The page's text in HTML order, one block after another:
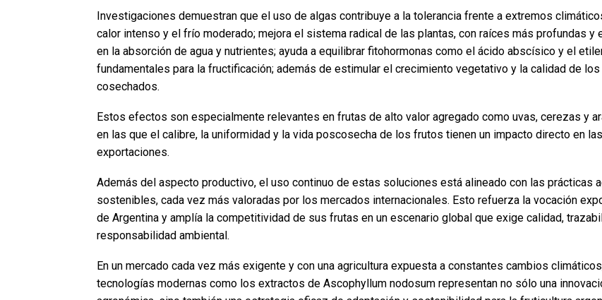
Investigaciones demuestran que el uso de algas contribuye a la tolerancia frente a extremos
calor intenso y el frío moderado; mejora el sistema radical de las plantas, con raíces más profundas y
en la absorción de agua y nutrientes; ayuda a equilibrar fitohormonas como el ácido abscísico y el
fundamentales para la fructificación; además de estimular el crecimiento vegetativo y la calidad de
cosechados.
Estos efectos son especialmente relevantes en frutas de alto valor agregado como uvas, cerezas y
en las que el calibre, la uniformidad y la vida poscosecha de los frutos tienen un impacto directo en las
exportaciones.
Además del aspecto productivo, el uso continuo de estas soluciones está alineado con las prácticas
sostenibles, cada vez más valoradas por los mercados internacionales. Esto refuerza la vocación
de Argentina y amplía la competitividad de sus frutas en un escenario global que exige calidad,
responsabilidad ambiental.
En un mercado cada vez más exigente y con una agricultura expuesta a constantes cambios
tecnologías modernas como los extractos de Ascophyllum nodosum representan no sólo una